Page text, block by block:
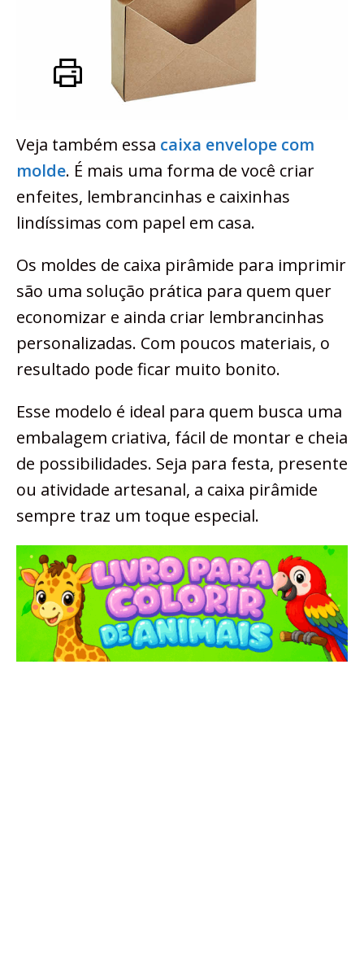
Veja também essa caixa envelope com
molde. É mais uma forma de você criar
enfeites, lembrancinhas e caixinhas
lindíssimas com papel em casa.
Os moldes de caixa pirâmide para imprimir
são uma solução prática para quem quer
economizar e ainda criar lembrancinhas
personalizadas. Com poucos materiais, o
resultado pode ficar muito bonito.
Esse modelo é ideal para quem busca uma
embalagem criativa, fácil de montar e cheia
de possibilidades. Seja para festa, presente
ou atividade artesanal, a caixa pirâmide
sempre traz um toque especial.